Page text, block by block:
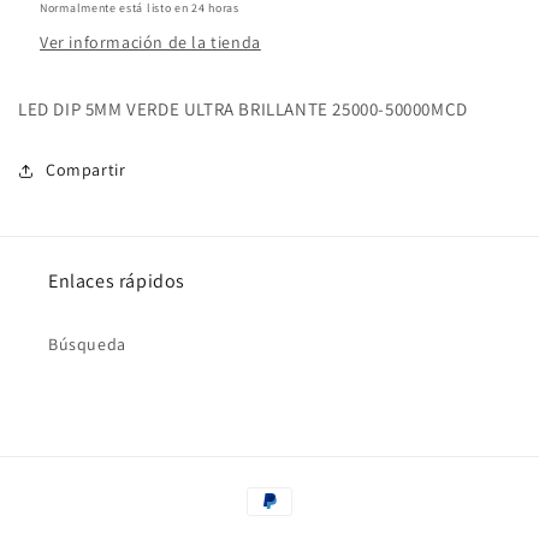
Normalmente está listo en 24 horas
Ver información de la tienda
LED DIP 5MM VERDE ULTRA BRILLANTE 25000-50000MCD
Compartir
Enlaces rápidos
Búsqueda
Formas